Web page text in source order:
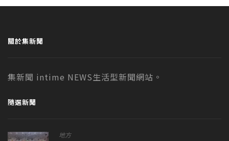
關於集新聞
集新聞 intime NEWS生活型新聞網站。
隨選新聞
地方